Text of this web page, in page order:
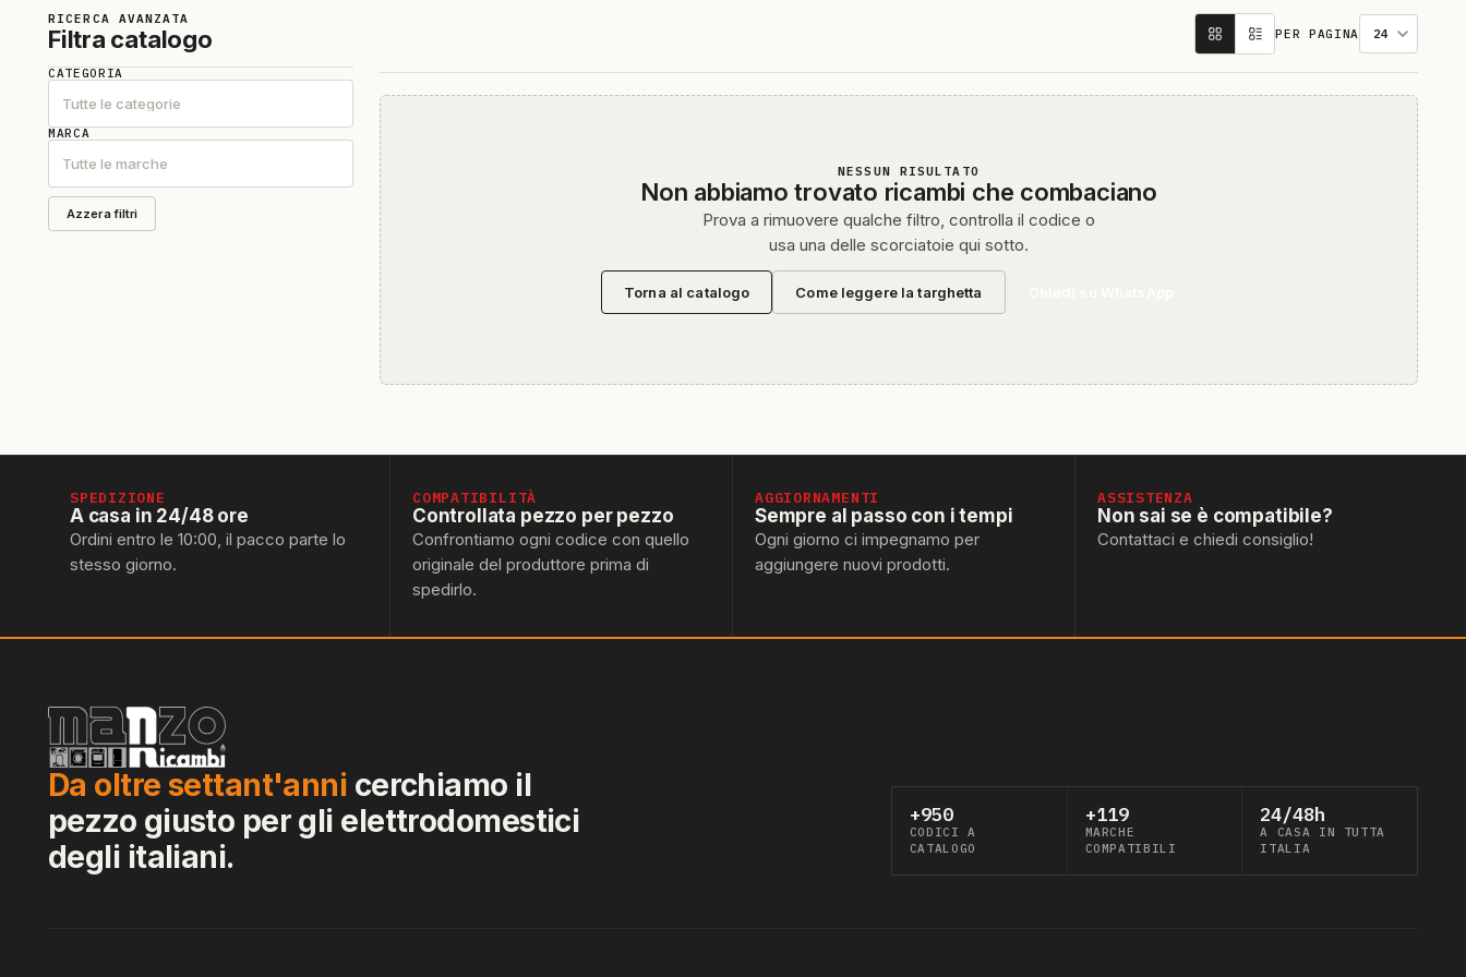
RICERCA AVANZATA
Filtra catalogo
CATEGORIA
Tutte le categorie
MARCA
Tutte le marche
Azzera filtri
PER PAGINA
NESSUN RISULTATO
Non abbiamo trovato ricambi che combaciano
Prova a rimuovere qualche filtro, controlla il codice o
usa una delle scorciatoie qui sotto.
Torna al catalogo Come leggere la targhetta
SPEDIZIONE
A casa in 24/48 ore
Ordini entro le 10:00, il pacco parte lo
stesso giorno.
COMPATIBILITÀ
Controllata pezzo per pezzo
Confrontiamo ogni codice con quello
originale del produttore prima di
spedirlo.
AGGIORNAMENTI
Sempre al passo con i tempi
Ogni giorno ci impegnamo per
aggiungere nuovi prodotti.
ASSISTENZA
Non sai se è compatibile?
Contattaci e chiedi consiglio!
Da oltre settant'anni cerchiamo il
pezzo giusto per gli elettrodomestici
degli italiani.
+950
CODICI A
CATALOGO
+119
MARCHE
COMPATIBILI
24/48h
A CASA IN TUTTA
ITALIA